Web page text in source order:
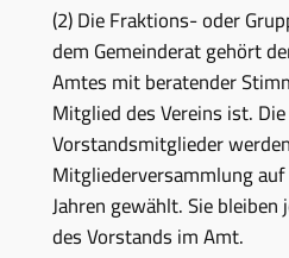
(2) Die Fraktions- oder
dem Gemeinderat gehört
Amtes mit beratender
Mitglied des Vereins ist.
Vorstandsmitglieder
Mitgliederversammlung
Jahren gewählt. Sie
des Vorstands im Amt.